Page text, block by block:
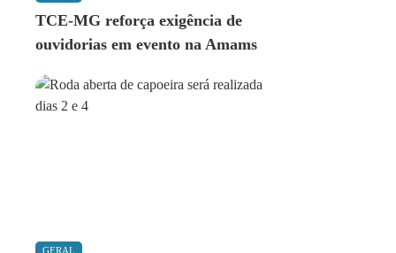
TCE-MG reforça exigência de
ouvidorias em evento na Amams
GERAL